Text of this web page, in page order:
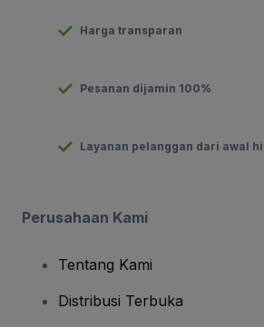
Harga transparan
Pesanan dijamin 100%
Layanan pelanggan dari awal
Perusahaan Kami
Tentang Kami
Distribusi Terbuka